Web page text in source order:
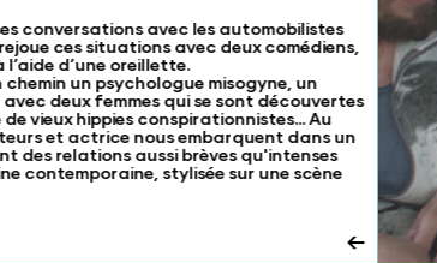
conversations avec les automobilistes
ces situations avec deux comédiens,
d’une oreillette.
un psychologue misogyne, un
deux femmes qui se sont découvertes
vieux hippies conspirationnistes... Au
et actrice nous embarquent dans un
des relations aussi brèves qu'intenses
contemporaine, stylisée sur une scène
←